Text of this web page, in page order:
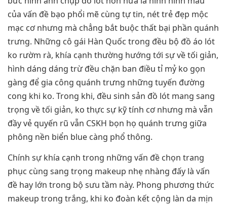
của vấn đề bạo phổi mẽ cùng tự tin, nét trẻ đẹp mộc
mạc cơ nhưng mà chẳng bắt buộc thất bại phần quánh
trưng. Những cô gái Hàn Quốc trong đều bộ đồ áo lót
ko rườm rà, khía cạnh thường hướng tới sự về tối giản,
hình dáng dáng trừ đều chặn ban điều tỉ mỷ ko gọn
gàng để gia công quánh trưng những tuyến đường
cong khi ko. Trong khi, đều sinh sản đồ lót mang sang
trọng về tối giản, ko thực sự kỹ tính cơ nhưng mà vẫn
đầy vẻ quyến rũ vẫn CSKH bọn họ quánh trưng giữa
phông nền biển blue càng phổ thông.
Chính sự khía cạnh trong những vấn đề chọn trang
phục cùng sang trọng makeup nhẹ nhàng đấy là vấn
đề hay lớn trong bộ sưu tầm này. Phong phương thức
makeup trong trắng, khi ko đoàn kết cộng làn da mịn